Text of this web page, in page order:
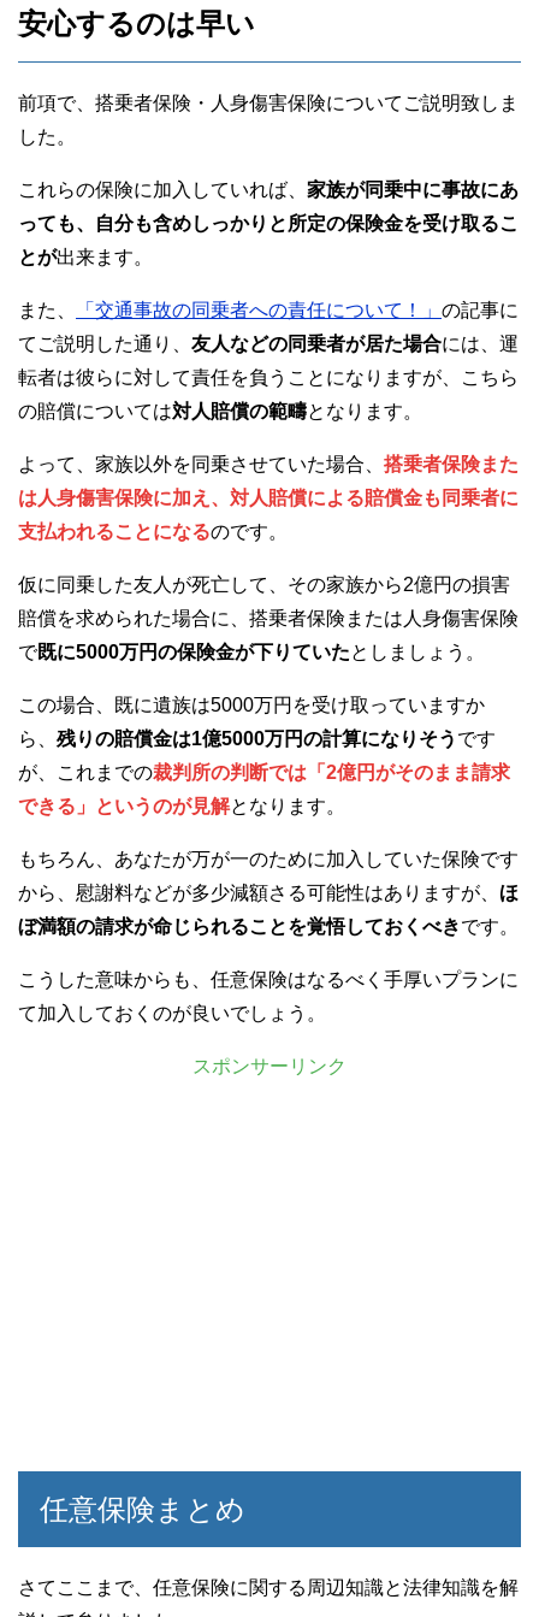
安心するのは早い
前項で、搭乗者保険・人身傷害保険についてご説明致しま
した。
これらの保険に加入していれば、 家族が同乗中に事故にあ
っても、自分も含めしっかりと所定の保険金を受け取るこ
とが出来ます。
また、 「交通事故の同乗者への責任について！」 の記事に
てご説明した通り、 友人などの同乗者が居た場合には、運
転者は彼らに対して責任を負うことになりますが、こちら
の賠償については対人賠償の範疇となります。
よって、家族以外を同乗させていた場合、 搭乗者保険また
は人身傷害保険に加え、対人賠償による賠償金も同乗者に
支払われることになるのです。
仮に同乗した友人が死亡して、その家族から2億円の損害
賠償を求められた場合に、搭乗者保険または人身傷害保険
で既に5000万円の保険金が下りていたとしましょう。
この場合、既に遺族は5000万円を受け取っていますか
ら、 残りの賠償金は1億5000万円の計算になりそう です
が、これまでの裁判所の判断では「2億円がそのまま請求
できる」というのが見解となります。
もちろん、あなたが万が一のために加入していた保険です
から、慰謝料などが多少減額さる可能性はありますが、 ほ
ぼ満額の請求が命じられることを覚悟しておくべきです。
こうした意味からも、任意保険はなるべく手厚いプランに
て加入しておくのが良いでしょう。
スポンサーリンク
任意保険まとめ
さてここまで、任意保険に関する周辺知識と法律知識を解